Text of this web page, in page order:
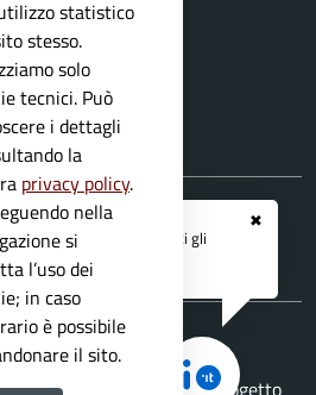
✖
serviziAPP IO
e ricevi tutti gli
dall'Ente
di Capovalle è un progetto
statistico
stesso.
solo
tecnici. Può
i dettagli
la
privacy policy.
nella
si
l’uso dei
in caso
è possibile
il sito.